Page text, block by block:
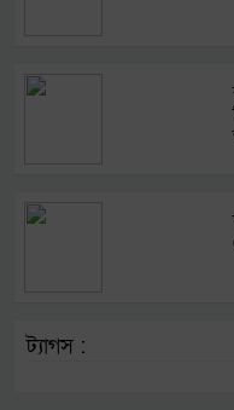
ট্যাগস :